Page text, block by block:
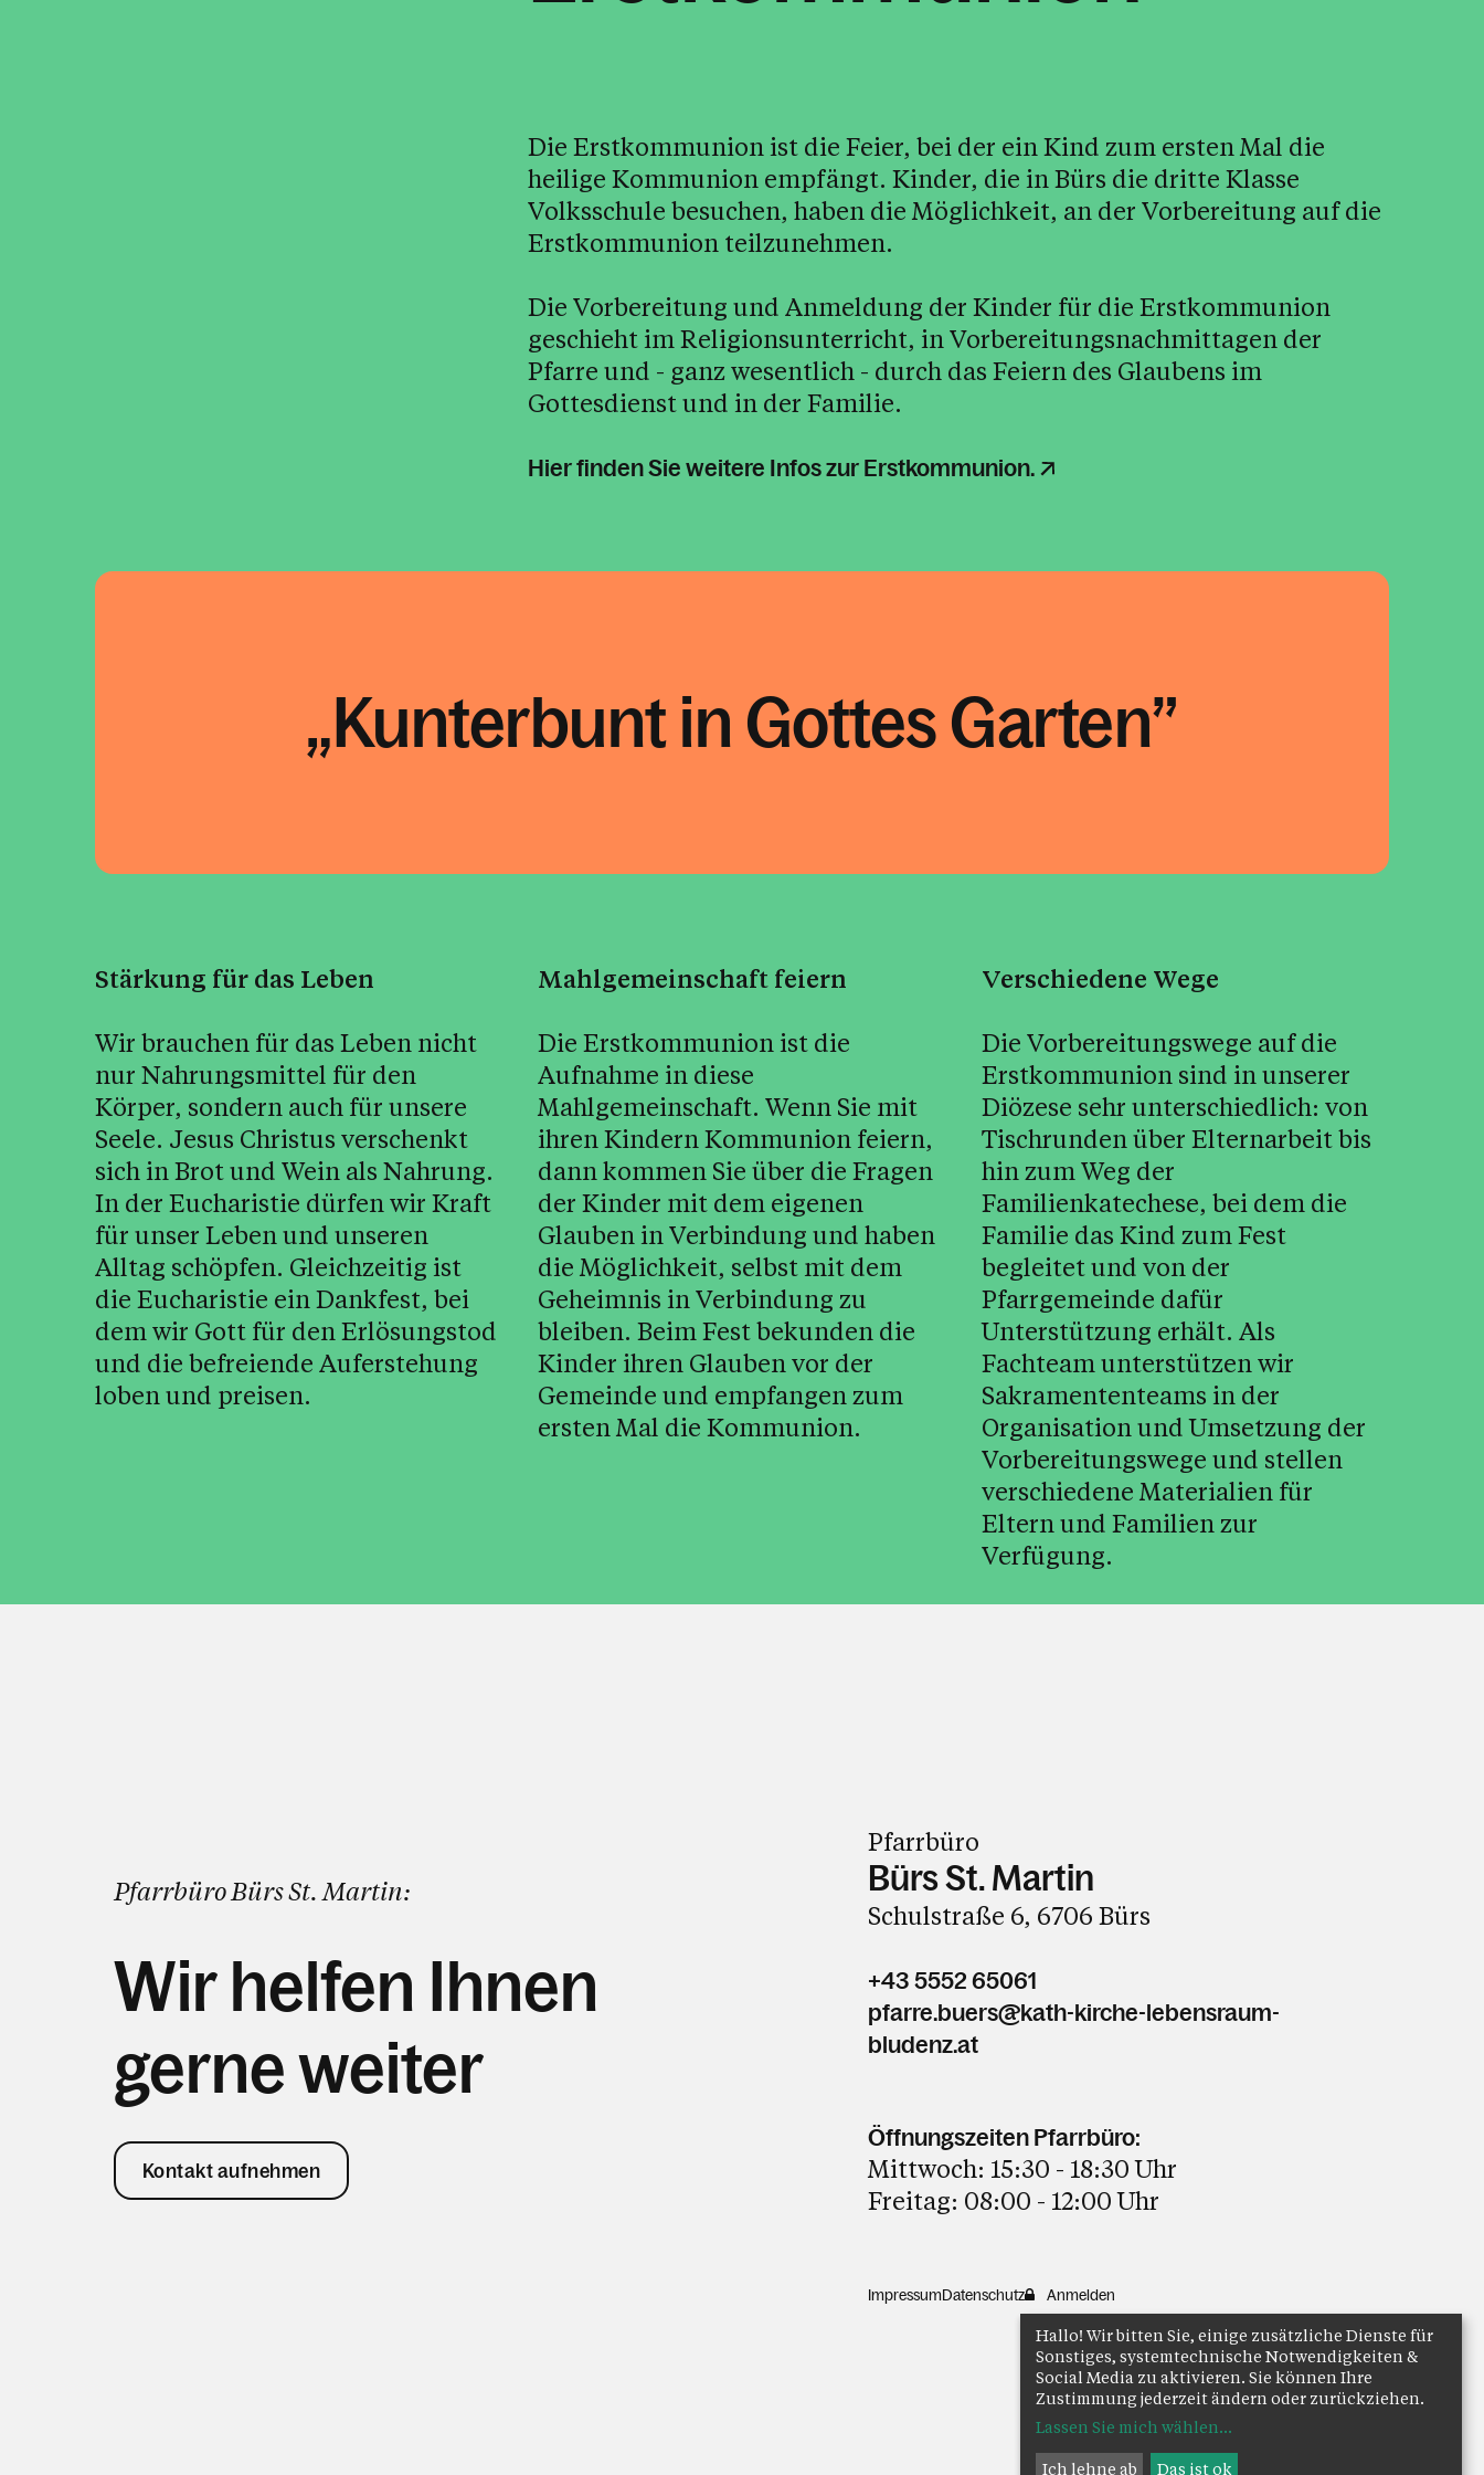
Die Erstkommunion ist die Feier, bei der ein Kind zum ersten Mal die
heilige Kommunion empfängt. Kinder, die in Bürs die dritte Klasse
Volksschule besuchen, haben die Möglichkeit, an der Vorbereitung auf die
Erstkommunion teilzunehmen.
Die Vorbereitung und Anmeldung der Kinder für die Erstkommunion
geschieht im Religionsunterricht, in Vorbereitungsnachmittagen der
Pfarre und - ganz wesentlich - durch das Feiern des Glaubens im
Gottesdienst und in der Familie.
Hier finden Sie weitere Infos zur Erstkommunion.
Kunterbunt in Gottes Garten
Stärkung für das Leben
Wir brauchen für das Leben nicht
nur Nahrungsmittel für den
Körper, sondern auch für unsere
Seele. Jesus Christus verschenkt
sich in Brot und Wein als Nahrung.
In der Eucharistie dürfen wir Kraft
für unser Leben und unseren
Alltag schöpfen. Gleichzeitig ist
die Eucharistie ein Dankfest, bei
dem wir Gott für den Erlösungstod
und die befreiende Auferstehung
loben und preisen.
Mahlgemeinschaft feiern
Die Erstkommunion ist die
Aufnahme in diese
Mahlgemeinschaft. Wenn Sie mit
ihren Kindern Kommunion feiern,
dann kommen Sie über die Fragen
der Kinder mit dem eigenen
Glauben in Verbindung und haben
die Möglichkeit, selbst mit dem
Geheimnis in Verbindung zu
bleiben. Beim Fest bekunden die
Kinder ihren Glauben vor der
Gemeinde und empfangen zum
ersten Mal die Kommunion.
Verschiedene Wege
Die Vorbereitungswege auf die
Erstkommunion sind in unserer
Diözese sehr unterschiedlich: von
Tischrunden über Elternarbeit bis
hin zum Weg der
Familienkatechese, bei dem die
Familie das Kind zum Fest
begleitet und von der
Pfarrgemeinde dafür
Unterstützung erhält. Als
Fachteam unterstützen wir
Sakramententeams in der
Organisation und Umsetzung der
Vorbereitungswege und stellen
verschiedene Materialien für
Eltern und Familien zur
Verfügung.
Pfarrbüro Bürs St. Martin:
Wir helfen Ihnen
gerne weiter
Kontakt aufnehmen
Pfarrbüro
Bürs St. Martin
Schulstraße 6, 6706 Bürs
+43 5552 65061
pfarre.buers@kath-kirche-lebensraum-
bludenz.at
Öffnungszeiten Pfarrbüro:
Mittwoch: 15:30 - 18:30 Uhr
Freitag: 08:00 - 12:00 Uhr
ImpressumDatenschutz Anmelden
Hallo! Wir bitten Sie, einige zusätzliche Dienste für
Sonstiges, systemtechnische Notwendigkeiten &
Social Media zu aktivieren. Sie können Ihre
Zustimmung jederzeit ändern oder zurückziehen.
Lassen Sie mich wählen...
Ich lehne ab Das ist ok